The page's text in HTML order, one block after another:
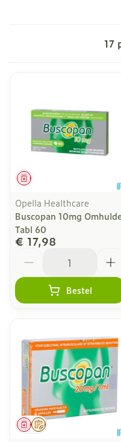
17
Geneesmiddel
Opella Healthcare
Buscopan 10mg
Tabl 60
€ 17,98
Bestel
Op voorschrift
Geneesmiddel